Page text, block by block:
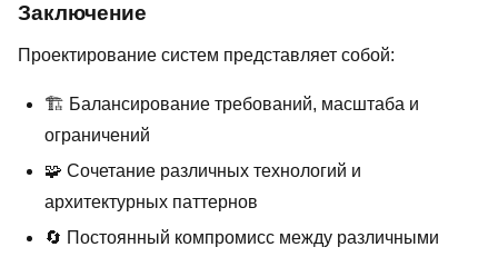
Заключение
Проектирование систем представляет собой:
🏗️ Балансирование требований, масштаба и
ограничений
🧩 Сочетание различных технологий и
архитектурных паттернов
🔄 Постоянный компромисс между различными